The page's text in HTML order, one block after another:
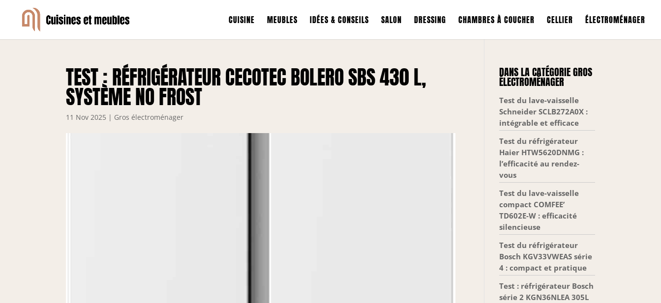
CUISINE MEUBLES IDÉES & CONSEILS SALON DRESSING CHAMBRES À COUCHER CELLIER ÉLECTROMÉNAGER
TEST : RÉFRIGÉRATEUR CECOTEC BOLERO SBS 430 L,
SYSTÈME NO FROST
11 Nov 2025 | Gros électroménager
DANS LA CATÉGORIE GROS
ÉLECTROMÉNAGER
Test du lave-vaisselle
Schneider SCLB272A0X :
intégrable et efficace
Test du réfrigérateur
Haier HTW5620DNMG :
l’efficacité au rendez-
vous
Test du lave-vaisselle
compact COMFEE’
TD602E-W : efficacité
silencieuse
Test du réfrigérateur
Bosch KGV33VWEAS série
4 : compact et pratique
Test : réfrigérateur Bosch
série 2 KGN36NLEA 305L